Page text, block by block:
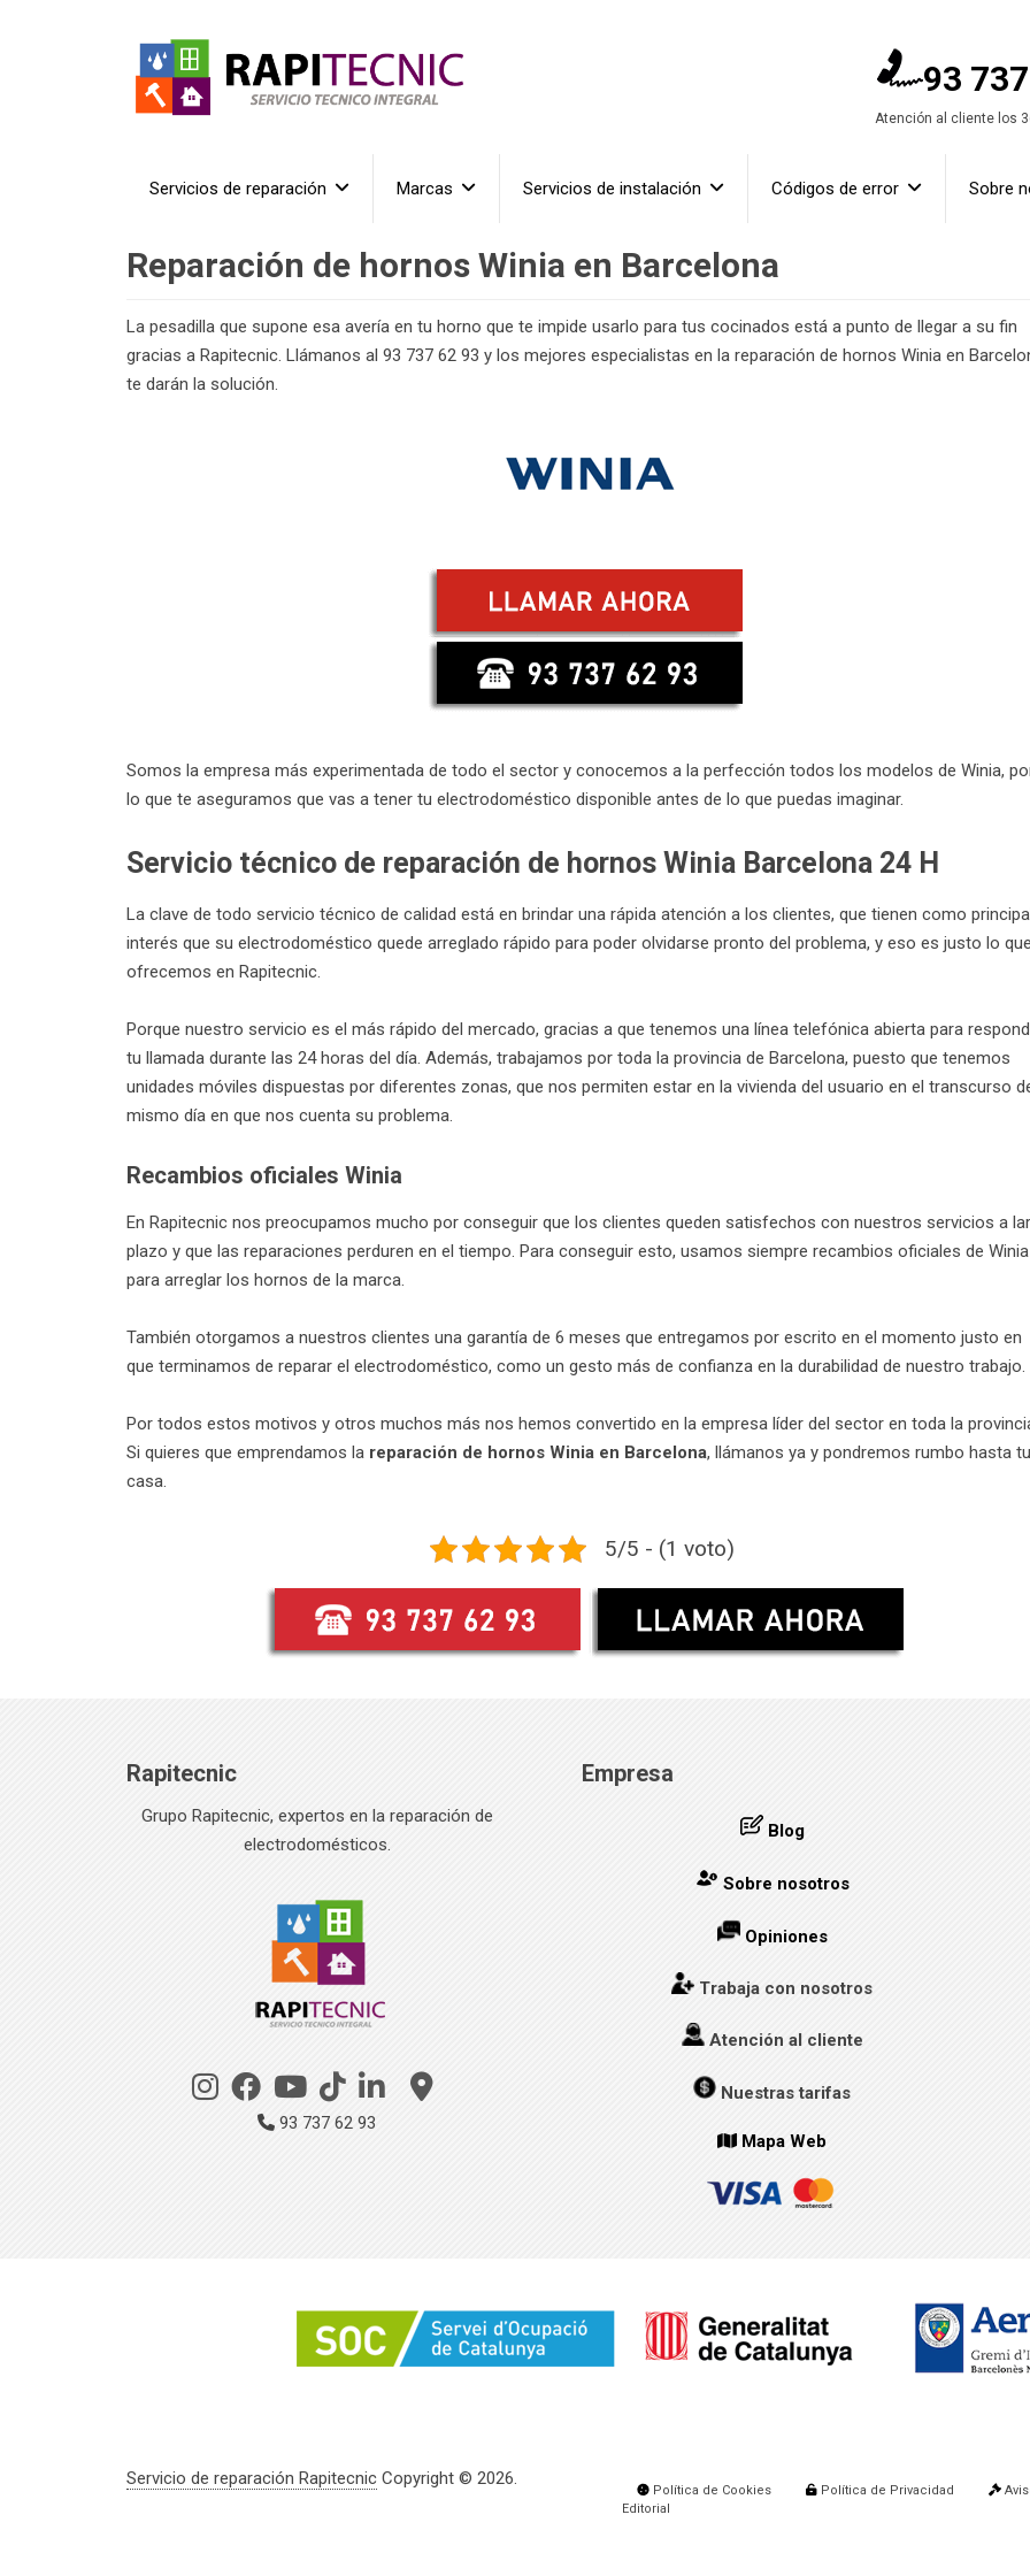
93
Atención al cliente los
Servicios de reparación Marcas Servicios de instalación Códigos de error Sobre
Reparación de hornos Winia en Barcelona
La pesadilla que supone esa avería en tu horno que te impide usarlo para tus cocinados está a punto de llegar a su fin
gracias a Rapitecnic. Llámanos al 93 737 62 93 y los mejores especialistas en la reparación de hornos Winia en
te darán la solución.
Somos la empresa más experimentada de todo el sector y conocemos a la perfección todos los modelos de Winia,
lo que te aseguramos que vas a tener tu electrodoméstico disponible antes de lo que puedas imaginar.
Servicio técnico de reparación de hornos Winia Barcelona 24 H
La clave de todo servicio técnico de calidad está en brindar una rápida atención a los clientes, que tienen como
interés que su electrodoméstico quede arreglado rápido para poder olvidarse pronto del problema, y eso es justo lo
ofrecemos en Rapitecnic.
Porque nuestro servicio es el más rápido del mercado, gracias a que tenemos una línea telefónica abierta para
tu llamada durante las 24 horas del día. Además, trabajamos por toda la provincia de Barcelona, puesto que tenemos
unidades móviles dispuestas por diferentes zonas, que nos permiten estar en la vivienda del usuario en el transcurso
mismo día en que nos cuenta su problema.
Recambios oficiales Winia
En Rapitecnic nos preocupamos mucho por conseguir que los clientes queden satisfechos con nuestros servicios a
plazo y que las reparaciones perduren en el tiempo. Para conseguir esto, usamos siempre recambios oficiales de Winia
para arreglar los hornos de la marca.
También otorgamos a nuestros clientes una garantía de 6 meses que entregamos por escrito en el momento justo en
que terminamos de reparar el electrodoméstico, como un gesto más de confianza en la durabilidad de nuestro trabajo.
Por todos estos motivos y otros muchos más nos hemos convertido en la empresa líder del sector en toda la
Si quieres que emprendamos la reparación de hornos Winia en Barcelona, llámanos ya y pondremos rumbo hasta tu
casa.
5/5 - (1 voto)
Rapitecnic
Grupo Rapitecnic, expertos en la reparación de
electrodomésticos.
93 737 62 93
Empresa
Blog
Sobre nosotros
Opiniones
Trabaja con nosotros
Atención al cliente
Nuestras tarifas
Mapa Web
Servicio de reparación Rapitecnic Copyright © 2026.
Política de Cookies Política de Privacidad
Editorial